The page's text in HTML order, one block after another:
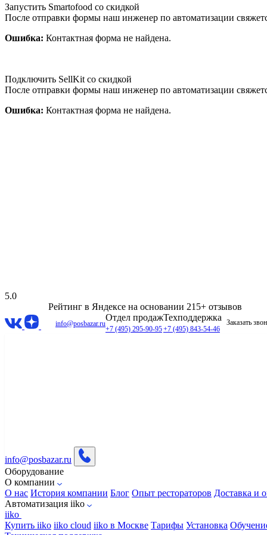
Запустить Smartofood со скидкой
После отправки формы наш инженер по автоматизации
Ошибка: Контактная форма не найдена.
Подключить SellKit со скидкой
После отправки формы наш инженер по автоматизации
Ошибка: Контактная форма не найдена.
5.0
Рейтинг в Яндексе на основании 215+ отзывов
info@posbazar.ru
Отдел продаж
+7 (495) 295-90-95
Техподдержка
+7 (495) 843-54-46
Заказать
info@posbazar.ru
Оборудование
О компании
О нас История компании Блог Опыт рестораторов Доставка и
Автоматизация iiko
iiko
Купить iiko iiko cloud iiko в Москве Тарифы Установка